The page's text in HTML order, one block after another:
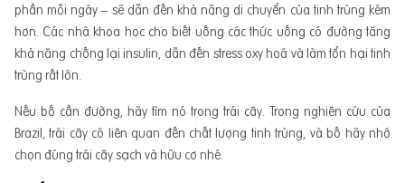
phần mỗi ngày – sẽ dẫn đến khả năng di chuyển của tinh trùng kém
hơn. Các nhà khoa học cho biết uống các thức uống có đường tăng
khả năng chống lại insulin, dẫn đến stress oxy hoá và làm tổn hại tinh
trùng rất lớn.
Nếu bố cần đường, hãy tìm nó trong trái cây. Trong nghiên cứu của
Brazil, trái cây có liên quan đến chất lượng tinh trùng, và bố hãy nhớ
chọn đúng trái cây sạch và hữu cơ nhé.